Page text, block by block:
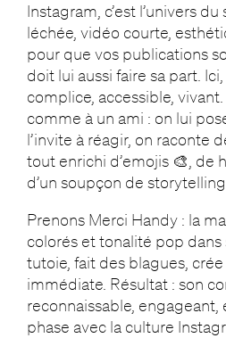
Instagram, c’est l’univers
léchée, vidéo courte,
pour que vos publications
doit lui aussi faire sa part.
complice, accessible,
comme à un ami : on lui
l’invite à réagir, on raconte
tout enrichi d’emojis 🎨, de
d’un soupçon de storytelling.
Prenons Merci Handy : la
colorés et tonalité pop dans
tutoie, fait des blagues,
immédiate. Résultat : son
reconnaissable,
phase avec la culture